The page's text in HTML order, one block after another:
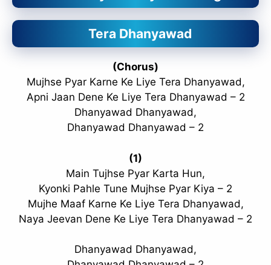
Tera Dhanyawad
(Chorus)
Mujhse Pyar Karne Ke Liye Tera Dhanyawad,
Apni Jaan Dene Ke Liye Tera Dhanyawad – 2
Dhanyawad Dhanyawad,
Dhanyawad Dhanyawad – 2
(1)
Main Tujhse Pyar Karta Hun,
Kyonki Pahle Tune Mujhse Pyar Kiya – 2
Mujhe Maaf Karne Ke Liye Tera Dhanyawad,
Naya Jeevan Dene Ke Liye Tera Dhanyawad – 2
Dhanyawad Dhanyawad,